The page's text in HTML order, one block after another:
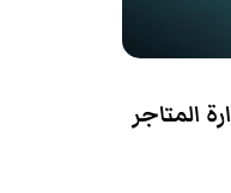
المتاجر